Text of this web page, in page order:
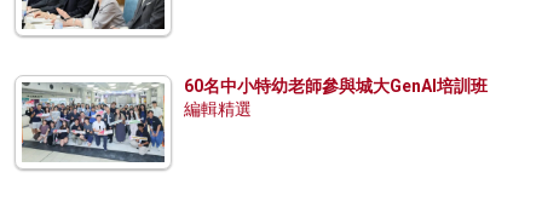
60名中小特幼老師參與城大GenAI培訓班
編輯精選